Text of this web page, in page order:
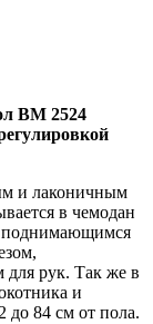
BM 2524
и лаконичным
в чемодан
поднимающимся
для рук. Так же в
и
до 84 см от пола.